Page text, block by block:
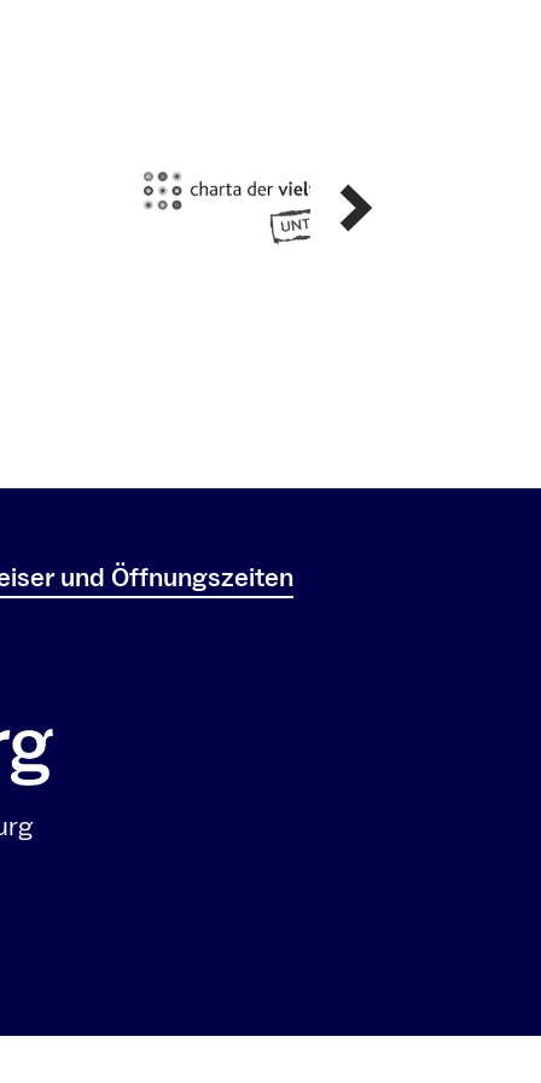
und Öffnungszeiten